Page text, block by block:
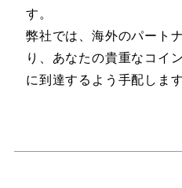
す。
弊社では、海外のパート
り、あなたの貴重なコイ
に到達するよう手配します